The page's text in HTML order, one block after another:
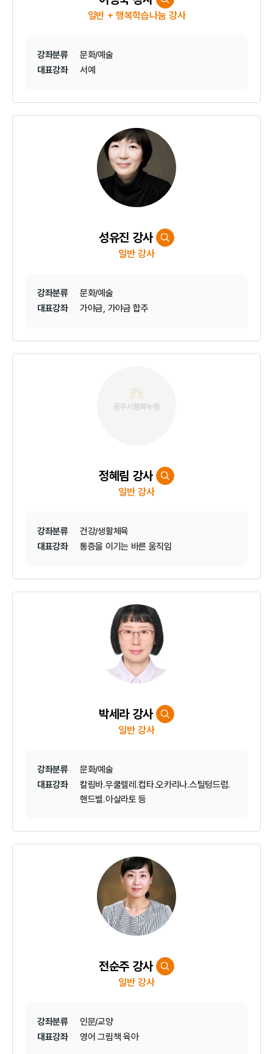
일반 + 행복학습나눔 강사
강좌분류
문화/예술
대표강좌
서예
성유진 강사
일반 강사
강좌분류
문화/예술
대표강좌
가야금, 가야금 합주
정혜림 강사
일반 강사
강좌분류
건강/생활체육
대표강좌
통증을 이기는 바른 움직임
박세라 강사
일반 강사
강좌분류
문화/예술
대표강좌
칼림바.우쿨렐레.컵타.오카리나.스틸텅드럼.
핸드벨.아살라토 등
전순주 강사
일반 강사
강좌분류
인문/교양
대표강좌
영어 그림책 육아